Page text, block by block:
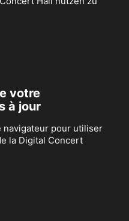
votre
à jour
navigateur pour utiliser
la Digital Concert